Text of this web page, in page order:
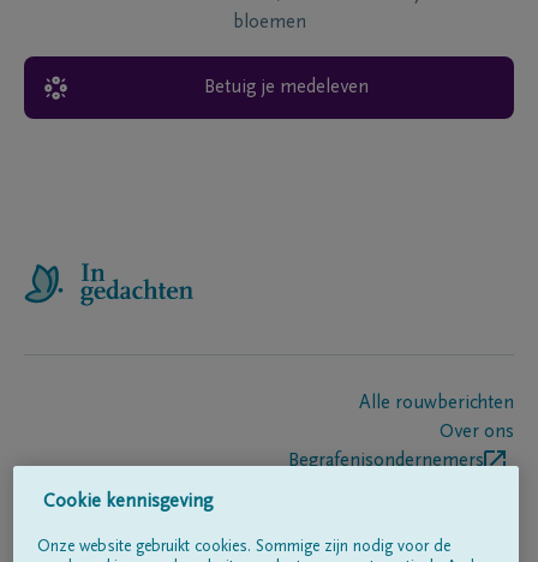
bloemen
Betuig je medeleven
Alle rouwberichten
Over ons
Begrafenisondernemers
Cookie kennisgeving
Onze website gebruikt cookies. Sommige zijn nodig voor de